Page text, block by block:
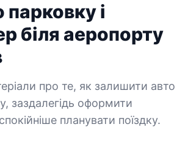
парковку і
біля аеропорту
— сторінка 4
про те, як залишити авто
заздалегідь оформити
планувати поїздку.